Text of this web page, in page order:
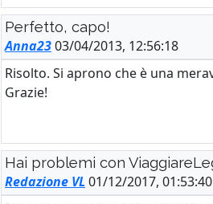
Perfetto, capo!
Anna2303/04/2013, 12:56:18
Risolto. Si aprono che è una
Grazie!
Hai problemi con
Redazione VL01/12/2017, 01:53:40